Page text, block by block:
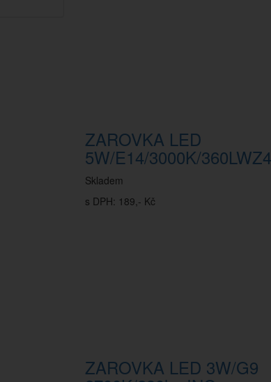
ZAROVKA LED
5W/E14/3000K/
Skladem
s DPH: 189,- Kč
ZAROVKA LED 3W/G9